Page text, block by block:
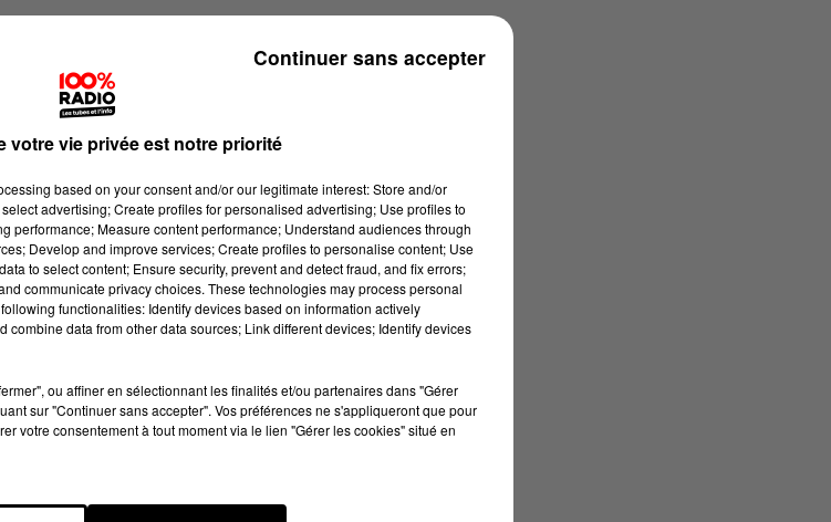
votre vie privée est notre priorité
based on your consent and/or our legitimate interest: Store and/or
advertising; Create profiles for personalised advertising; Use profiles to
performance; Measure content performance; Understand audiences through
Develop and improve services; Create profiles to personalise content; Use
to select content; Ensure security, prevent and detect fraud, and fix errors;
communicate privacy choices. These technologies may process personal
functionalities: Identify devices based on information actively
data from other data sources; Link different devices; Identify devices
ou affiner en sélectionnant les finalités et/ou partenaires dans "Gérer
sur "Continuer sans accepter". Vos préférences ne s'appliqueront que pour
votre consentement à tout moment via le lien "Gérer les cookies" situé en
Continuer sans accepter